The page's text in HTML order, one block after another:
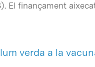
El finançament
verda a la